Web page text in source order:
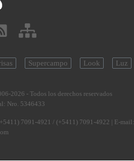
Supercampo Look Luz
2026 - Todos los derechos reservados
Nro. 5346433
7091-4921 / (+5411) 7091-4922 | E-mail: